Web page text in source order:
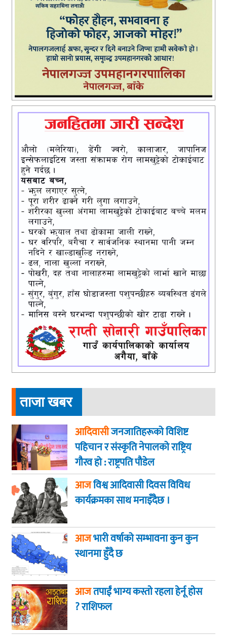
ताजा खबर
आदिवासीजनजातिहरूको विशिष्ट
पहिचान र संस्कृति नेपालको राष्ट्रिय
गौरव हो : राष्ट्रपति पौडेल
आजविश्व आदिवासी दिवस विविध
कार्यक्रमका साथ मनाइँदैछ ।
आजभारी वर्षाको सम्भावना कुन कुन
स्थानमा हुँदै छ
आजतपाईं भाग्य कस्ताे रहला हेर्नू हाेस
? राशिफल